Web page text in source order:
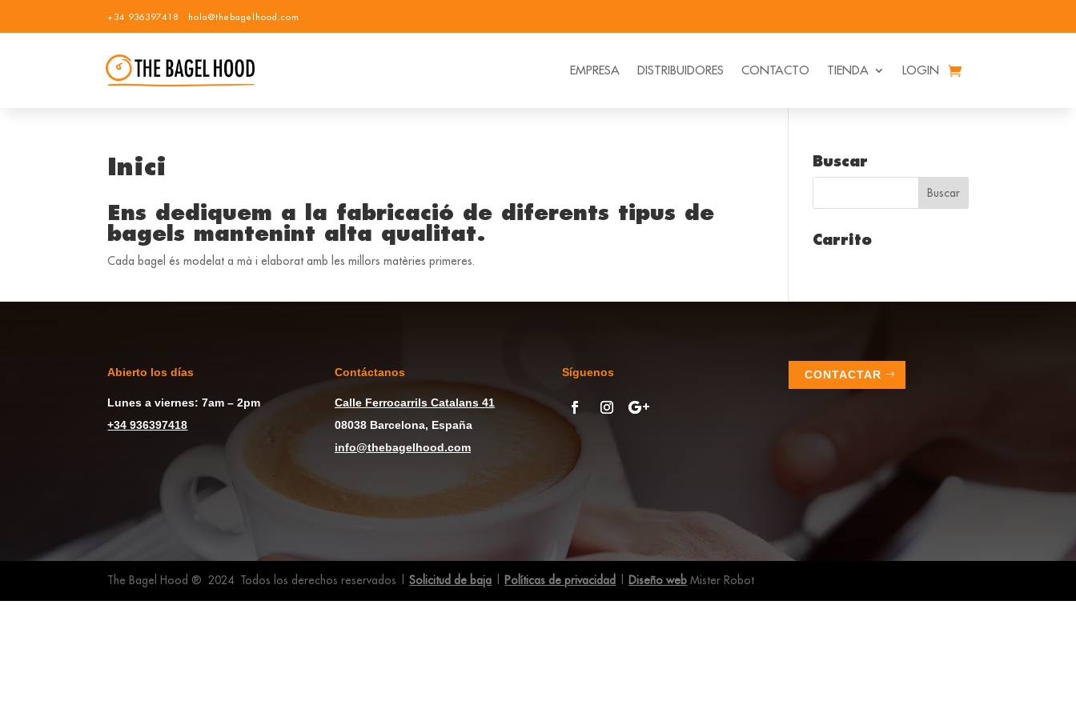
+34 936397418 hola@thebagelhood.com
EMPRESA DISTRIBUIDORES CONTACTO TIENDA LOGIN
Inici
Ens dediquem a la fabricació de diferents tipus de
bagels mantenint alta qualitat.
Cada bagel és modelat a mà i elaborat amb les millors matèries primeres.
Buscar
Carrito
Abierto los días
Lunes a viernes: 7am – 2pm
+34 936397418
Contáctanos
CalleFerrocarrils Catalans 41
08038 Barcelona, España
info@thebagelhood.com
Síguenos CONTACTAR
The Bagel Hood ® 2024 Todos los derechos reservados |Solicitud de baja Políticas de privacidad Diseño web Mister Robot